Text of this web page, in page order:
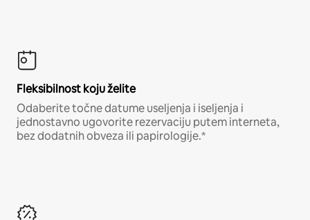
Fleksibilnost koju želite
Odaberite točne datume useljenja i iseljenja i
jednostavno ugovorite rezervaciju putem interneta,
bez dodatnih obveza ili papirologije.*